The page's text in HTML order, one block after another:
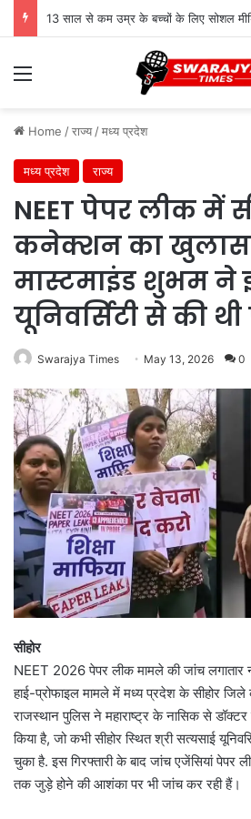
Menu
Home /राज्य /मध्य प्रदेश
मध्य प्रदेश राज्य
NEET पेपर लीक में
कनेक्शन का
मास्टमाइंड शुभम ने
यूनिवर्सिटी से की थी
Swarajya Times May 13, 2026 0
सीहोर
NEET 2026 पेपर लीक मामले की जांच
हाई-प्रोफाइल मामले में मध्य प्रदेश के सीहोर
राजस्थान पुलिस ने महाराष्ट्र के नासिक से
किया है, जो कभी सीहोर स्थित श्री सत्यसाई
चुका है. इस गिरफ्तारी के बाद जांच एजेंसियां पेपर
तक जुड़े होने की आशंका पर भी जांच कर रही हैं।